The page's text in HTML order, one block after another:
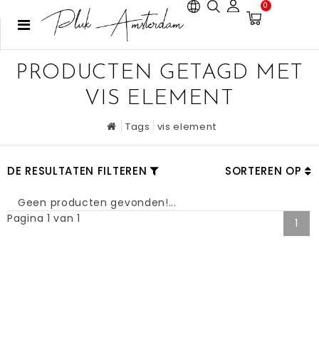
0
PRODUCTEN GETAGD MET
VIS ELEMENT
Tags vis element
DE RESULTATEN FILTEREN SORTEREN OP
Geen producten gevonden!...
Pagina 1 van 1
1